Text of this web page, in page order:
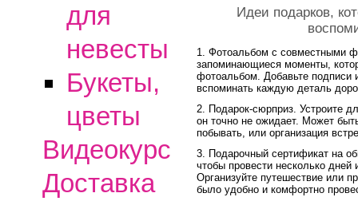
для
невесты
Букеты,
цветы
Видеокурс
Доставка
Идеи подарков,
1. Фотоальбом с совместными
запоминающиеся моменты,
фотоальбом. Добавьте подписи
вспоминать каждую деталь
2. Подарок-сюрприз. Устроите
он точно не ожидает. Может
побывать, или организация
3. Подарочный сертификат на
чтобы провести несколько
Организуйте путешествие или
было удобно и комфортно